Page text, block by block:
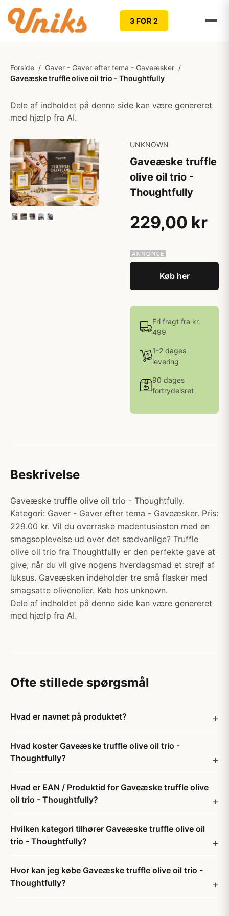
3 FOR 2
Forside / Gaver - Gaver efter tema - Gaveæsker /
Gaveæske truffle olive oil trio - Thoughtfully
Dele af indholdet på denne side kan være genereret
med hjælp fra AI.
UNKNOWN
Gaveæske truffle
olive oil trio -
Thoughtfully
229,00 kr
Køb her
Fri fragt fra kr.
499
1-2 dages
levering
90 dages
fortrydelsret
Beskrivelse
Gaveæske truffle olive oil trio - Thoughtfully.
Kategori: Gaver - Gaver efter tema - Gaveæsker. Pris:
229.00 kr. Vil du overraske madentusiasten med en
smagsoplevelse ud over det sædvanlige? Truffle
olive oil trio fra Thoughtfully er den perfekte gave at
give, når du vil give nogens hverdagsmad et strejf af
luksus. Gaveæsken indeholder tre små flasker med
smagsatte olivenolier. Køb hos unknown.
Dele af indholdet på denne side kan være genereret
med hjælp fra AI.
Ofte stillede spørgsmål
Hvad er navnet på produktet?
Hvad koster Gaveæske truffle olive oil trio -
Thoughtfully?
Hvad er EAN / Produktid for Gaveæske truffle olive
oil trio - Thoughtfully?
Hvilken kategori tilhører Gaveæske truffle olive oil
trio - Thoughtfully?
Hvor kan jeg købe Gaveæske truffle olive oil trio -
Thoughtfully?